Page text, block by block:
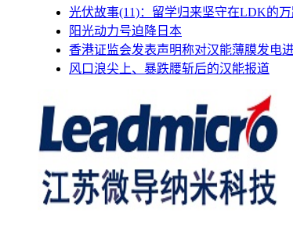
光伏故事(11)：留学归来坚守在LDK的
阳光动力号迫降日本
香港证监会发表声明称对汉能薄膜发电
风口浪尖上、暴跌腰斩后的汉能报道